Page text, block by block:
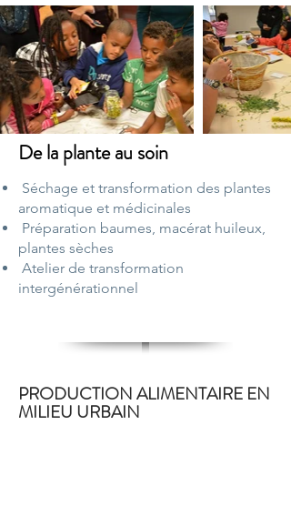
De la plante au soin
Séchage et transformation des plantes
aromatique et médicinales
Préparation baumes, macérat huileux,
plantes sèches
Atelier de transformation
intergénérationnel
PRODUCTION ALIMENTAIRE EN
MILIEU URBAIN